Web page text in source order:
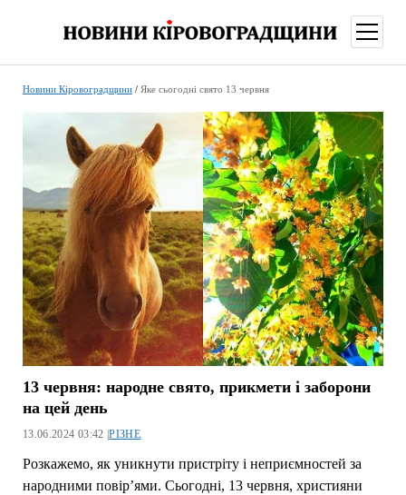
меню
Новини Кіровоградщини/ Яке сьогодні свято 13 червня
13 червня: народне свято, прикмети і заборони
на цей день
13.06.2024 03:42 |РІЗНЕ
Розкажемо, як уникнути пристріту і неприємностей за
народними повір’ями. Сьогодні, 13 червня, християни